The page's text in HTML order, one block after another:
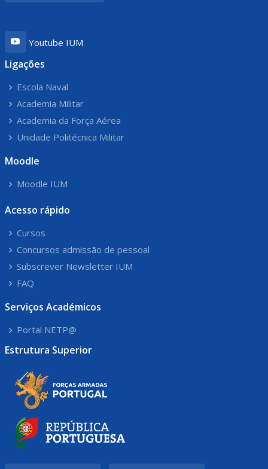
Youtube IUM
Ligações
Escola Naval
Academia Militar
Academia da Força Aérea
Unidade Politécnica Militar
Moodle
Moodle IUM
Acesso rápido
Cursos
Concursos admissão de pessoal
Subscrever Newsletter IUM
FAQ
Serviços Académicos
Portal NETP@
Estrutura Superior